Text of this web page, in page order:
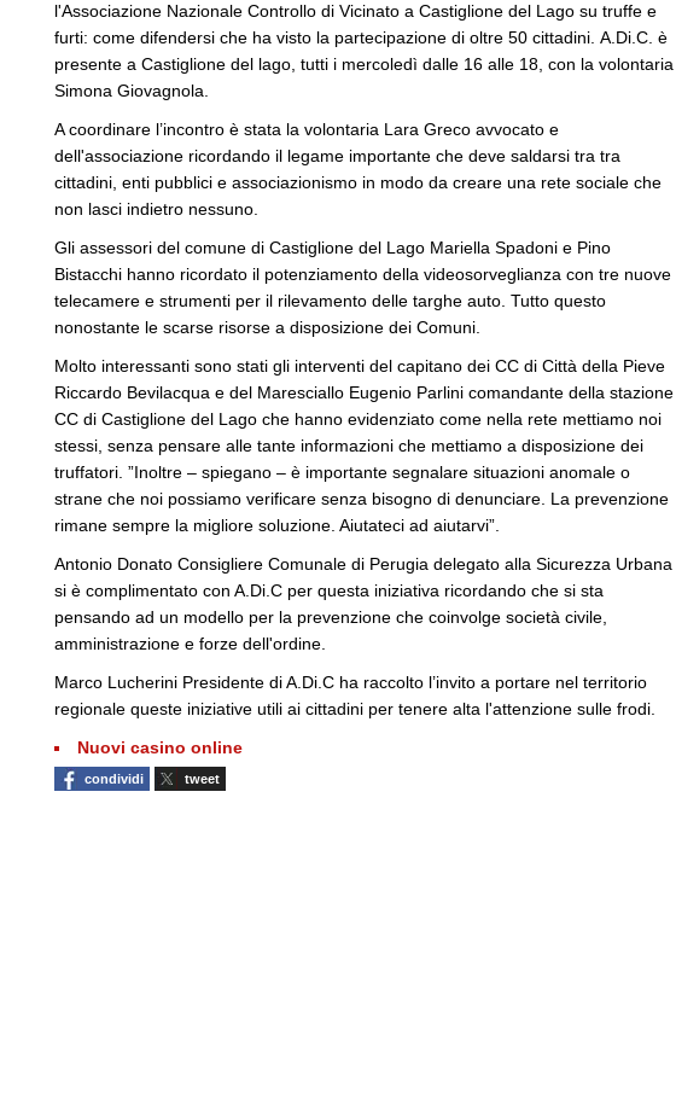
l'Associazione Nazionale Controllo di Vicinato a Castiglione del Lago su truffe e
furti: come difendersi che ha visto la partecipazione di oltre 50 cittadini. A.Di.C. è
presente a Castiglione del lago, tutti i mercoledì dalle 16 alle 18, con la volontaria
Simona Giovagnola.
A coordinare l’incontro è stata la volontaria Lara Greco avvocato e
dell'associazione ricordando il legame importante che deve saldarsi tra tra
cittadini, enti pubblici e associazionismo in modo da creare una rete sociale che
non lasci indietro nessuno.
Gli assessori del comune di Castiglione del Lago Mariella Spadoni e Pino
Bistacchi hanno ricordato il potenziamento della videosorveglianza con tre nuove
telecamere e strumenti per il rilevamento delle targhe auto. Tutto questo
nonostante le scarse risorse a disposizione dei Comuni.
Molto interessanti sono stati gli interventi del capitano dei CC di Città della Pieve
Riccardo Bevilacqua e del Maresciallo Eugenio Parlini comandante della stazione
CC di Castiglione del Lago che hanno evidenziato come nella rete mettiamo noi
stessi, senza pensare alle tante informazioni che mettiamo a disposizione dei
truffatori. ”Inoltre – spiegano – è importante segnalare situazioni anomale o
strane che noi possiamo verificare senza bisogno di denunciare. La prevenzione
rimane sempre la migliore soluzione. Aiutateci ad aiutarvi”.
Antonio Donato Consigliere Comunale di Perugia delegato alla Sicurezza Urbana
si è complimentato con A.Di.C per questa iniziativa ricordando che si sta
pensando ad un modello per la prevenzione che coinvolge società civile,
amministrazione e forze dell'ordine.
Marco Lucherini Presidente di A.Di.C ha raccolto l’invito a portare nel territorio
regionale queste iniziative utili ai cittadini per tenere alta l'attenzione sulle frodi.
Nuovi casino online
condividi tweet